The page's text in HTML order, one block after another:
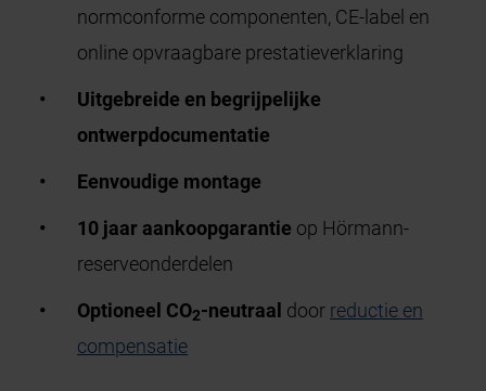
normconforme componenten, CE-label en
online opvraagbare prestatieverklaring
Uitgebreide en begrijpelijke
ontwerpdocumentatie
Eenvoudige montage
10 jaar aankoopgarantie op Hörmann-
reserveonderdelen
Optioneel CO2-neutraal door reductie en
compensatie